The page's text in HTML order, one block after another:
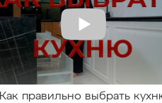
Как правильно выбрать